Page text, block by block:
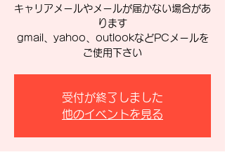
キャリアメールやメールが届かない場合があ
ります
gmail、yahoo、outlookなどPCメールを
ご使用下さい
受付が終了しました
他のイベントを見る